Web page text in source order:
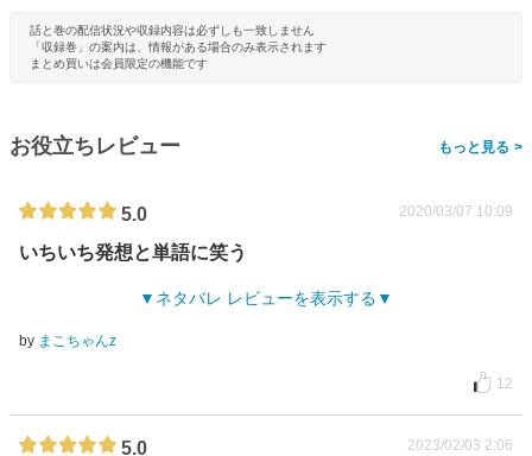
話と巻の配信状況や収録内容は必ずしも一致しません
「収録巻」の案内は、情報がある場合のみ表示されます
まとめ買いは会員限定の機能です
お役立ちレビュー >
5.0 2020/03/07 10:09
いちいち発想と単語に笑う
ネタバレ レビューを表示する
by まこちゃんz
12
5.0 2023/02/03 2:06